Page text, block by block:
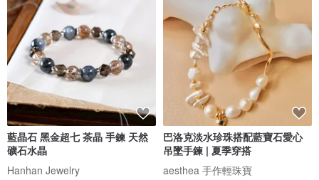
藍晶石 黑金超七 茶晶 手鍊 天然
礦石水晶
Hanhan Jewelry
巴洛克淡水珍珠搭配藍寶石愛心
吊墜手鍊 | 夏季穿搭
aesthea 手作輕珠寶